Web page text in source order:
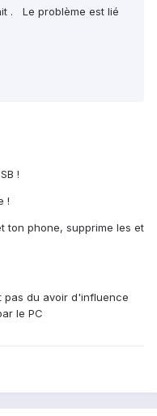
. Le problème est lié
!
!
ton phone, supprime les et
pas du avoir d'influence
le PC